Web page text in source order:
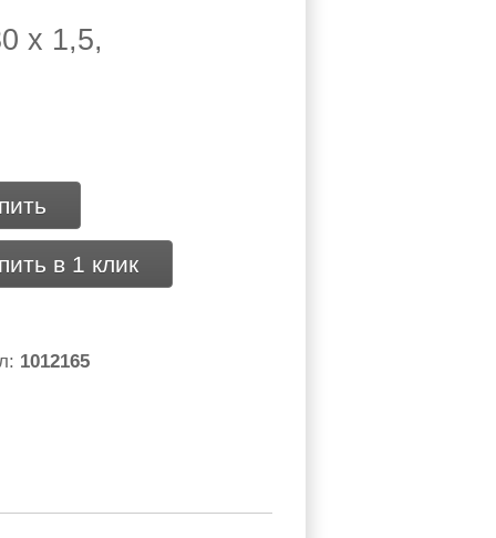
x 1,5,
в 1 клик
1012165